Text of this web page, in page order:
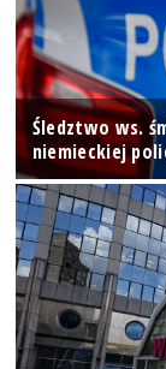
Śledztwo ws.
niemieckiej